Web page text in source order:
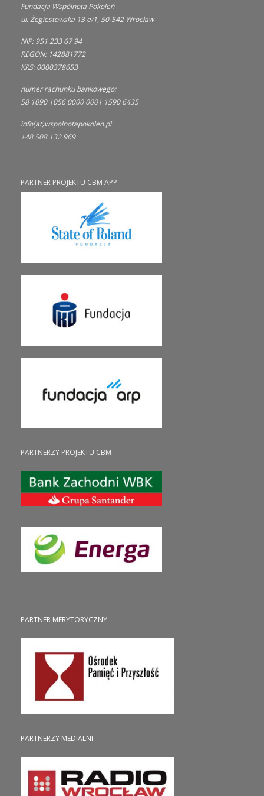
Fundacja Wspólnota Pokoleń
ul. Żegiestowska 13 e/1, 50-542 Wrocław
NIP: 951 233 67 94
REGON: 142881772
KRS: 0000378653
numer rachunku bankowego:
58 1090 1056 0000 0001 1590 6435
info(at)wspolnotapokolen.pl
+48 508 132 969
PARTNER PROJEKTU CBM APP
PARTNERZY PROJEKTU CBM
PARTNER MERYTORYCZNY
PARTNERZY MEDIALNI